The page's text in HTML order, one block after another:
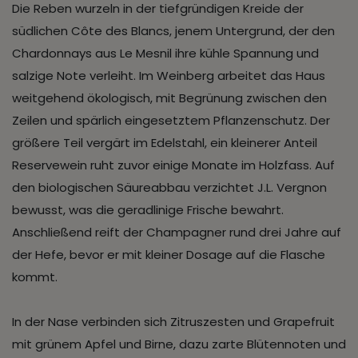
Die Reben wurzeln in der tiefgründigen Kreide der
südlichen Côte des Blancs, jenem Untergrund, der den
Chardonnays aus Le Mesnil ihre kühle Spannung und
salzige Note verleiht. Im Weinberg arbeitet das Haus
weitgehend ökologisch, mit Begrünung zwischen den
Zeilen und spärlich eingesetztem Pflanzenschutz. Der
größere Teil vergärt im Edelstahl, ein kleinerer Anteil
Reservewein ruht zuvor einige Monate im Holzfass. Auf
den biologischen Säureabbau verzichtet J.L. Vergnon
bewusst, was die geradlinige Frische bewahrt.
Anschließend reift der Champagner rund drei Jahre auf
der Hefe, bevor er mit kleiner Dosage auf die Flasche
kommt.
In der Nase verbinden sich Zitruszesten und Grapefruit
mit grünem Apfel und Birne, dazu zarte Blütennoten und